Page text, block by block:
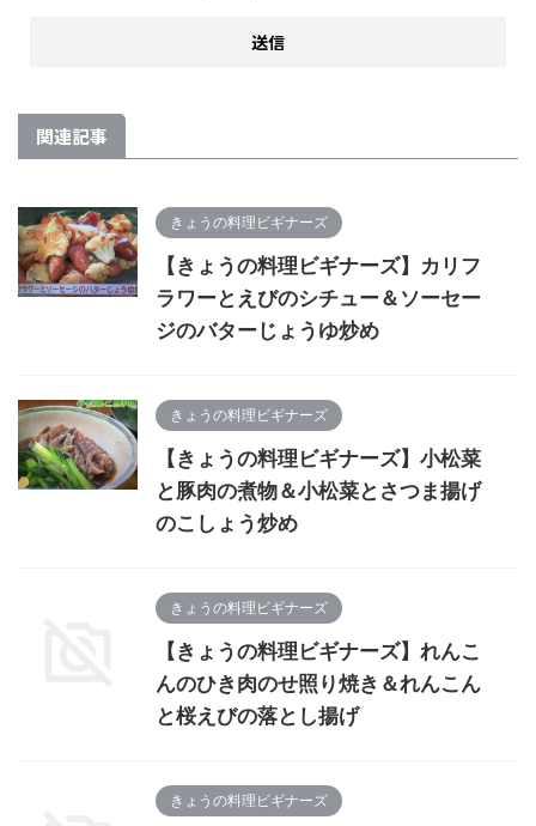
関連記事
きょうの料理ビギナーズ
【きょうの料理ビギナーズ】カリフ
ラワーとえびのシチュー＆ソーセー
ジのバターじょうゆ炒め
きょうの料理ビギナーズ
【きょうの料理ビギナーズ】小松菜
と豚肉の煮物＆小松菜とさつま揚げ
のこしょう炒め
きょうの料理ビギナーズ
【きょうの料理ビギナーズ】れんこ
んのひき肉のせ照り焼き＆れんこん
と桜えびの落とし揚げ
きょうの料理ビギナーズ